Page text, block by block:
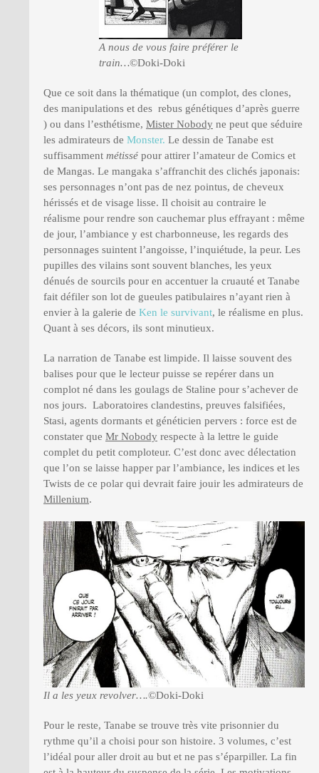
A nous de vous faire préférer le
train…©Doki-Doki
Que ce soit dans la thématique (un complot, des clones,
des manipulations et des rebus génétiques d’après guerre
) ou dans l’esthétisme, Mister Nobody ne peut que séduire
les admirateurs de Monster. Le dessin de Tanabe est
suffisamment métissé pour attirer l’amateur de Comics et
de Mangas. Le mangaka s’affranchit des clichés japonais:
ses personnages n’ont pas de nez pointus, de cheveux
hérissés et de visage lisse. Il choisit au contraire le
réalisme pour rendre son cauchemar plus effrayant : même
de jour, l’ambiance y est charbonneuse, les regards des
personnages suintent l’angoisse, l’inquiétude, la peur. Les
pupilles des vilains sont souvent blanches, les yeux
dénués de sourcils pour en accentuer la cruauté et Tanabe
fait défiler son lot de gueules patibulaires n’ayant rien à
envier à la galerie de Ken le survivant, le réalisme en plus.
Quant à ses décors, ils sont minutieux.
La narration de Tanabe est limpide. Il laisse souvent des
balises pour que le lecteur puisse se repérer dans un
complot né dans les goulags de Staline pour s’achever de
nos jours. Laboratoires clandestins, preuves falsifiées,
Stasi, agents dormants et généticien pervers : force est de
constater que Mr Nobody respecte à la lettre le guide
complet du petit comploteur. C’est donc avec délectation
que l’on se laisse happer par l’ambiance, les indices et les
Twists de ce polar qui devrait faire jouir les admirateurs de
Millenium.
Il a les yeux revolver….©Doki-Doki
Pour le reste, Tanabe se trouve très vite prisonnier du
rythme qu’il a choisi pour son histoire. 3 volumes, c’est
l’idéal pour aller droit au but et ne pas s’éparpiller. La fin